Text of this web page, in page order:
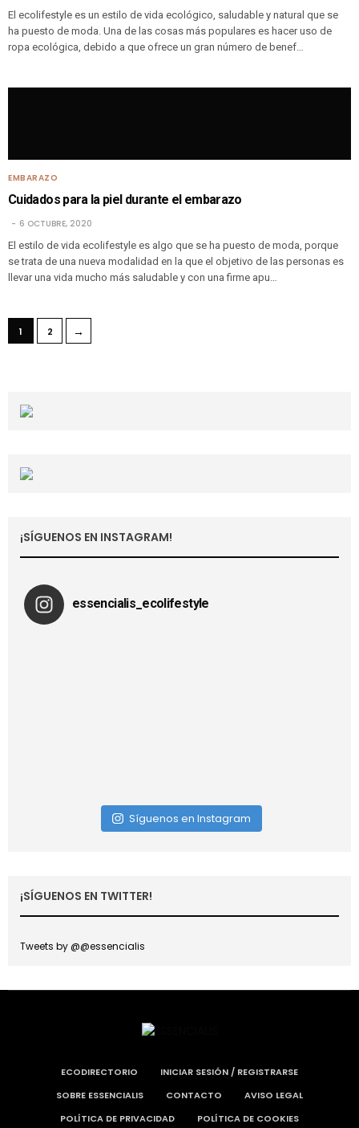
El ecolifestyle es un estilo de vida ecológico, saludable y natural que se
ha puesto de moda. Una de las cosas más populares es hacer uso de
ropa ecológica, debido a que ofrece un gran número de benef…
EMBARAZO
Cuidados para la piel durante el embarazo
6 OCTUBRE, 2020
El estilo de vida ecolifestyle es algo que se ha puesto de moda, porque
se trata de una nueva modalidad en la que el objetivo de las personas es
llevar una vida mucho más saludable y con una firme apu…
1 2 →
¡SÍGUENOS EN INSTAGRAM!
essencialis_ecolifestyle
Síguenos en Instagram
¡SÍGUENOS EN TWITTER!
Tweets by @@essencialis
ECODIRECTORIO
INICIAR SESIÓN / REGISTRARSE
SOBRE ESSENCIALIS
CONTACTO
AVISO LEGAL
POLÍTICA DE PRIVACIDAD
POLÍTICA DE COOKIES